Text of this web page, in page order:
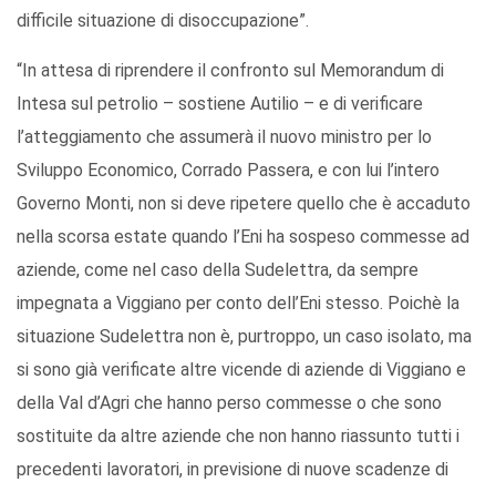
difficile situazione di disoccupazione”.
“In attesa di riprendere il confronto sul Memorandum di
Intesa sul petrolio – sostiene Autilio – e di verificare
l’atteggiamento che assumerà il nuovo ministro per lo
Sviluppo Economico, Corrado Passera, e con lui l’intero
Governo Monti, non si deve ripetere quello che è accaduto
nella scorsa estate quando l’Eni ha sospeso commesse ad
aziende, come nel caso della Sudelettra, da sempre
impegnata a Viggiano per conto dell’Eni stesso. Poichè la
situazione Sudelettra non è, purtroppo, un caso isolato, ma
si sono già verificate altre vicende di aziende di Viggiano e
della Val d’Agri che hanno perso commesse o che sono
sostituite da altre aziende che non hanno riassunto tutti i
precedenti lavoratori, in previsione di nuove scadenze di